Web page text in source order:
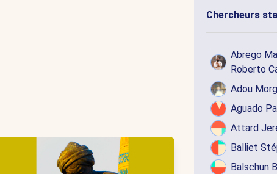
Chercheurs
Abrego
Roberto
Adou
Aguado
Attard
Balliet
Balschun